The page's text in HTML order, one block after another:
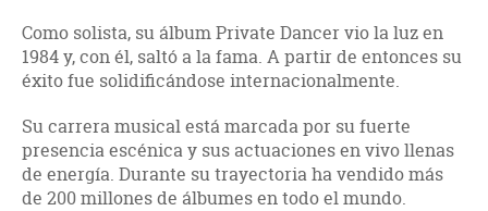
Como solista, su álbum Private Dancer vio la luz en
1984 y, con él, saltó a la fama. A partir de entonces su
éxito fue solidificándose internacionalmente.
Su carrera musical está marcada por su fuerte
presencia escénica y sus actuaciones en vivo llenas
de energía. Durante su trayectoria ha vendido más
de 200 millones de álbumes en todo el mundo.